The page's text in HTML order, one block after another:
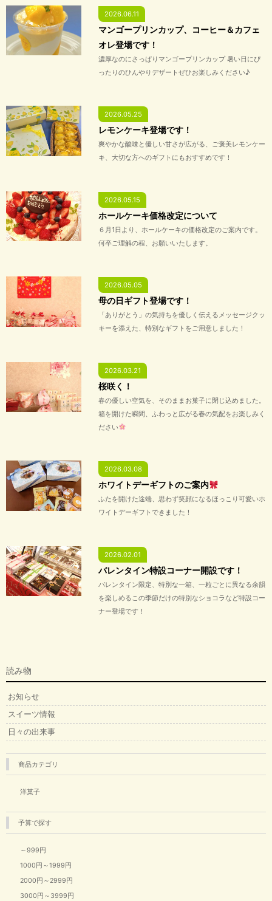
2026.06.11
マンゴープリンカップ、コーヒー＆カフェ
オレ登場です！
濃厚なのにさっぱりマンゴープリンカップ 暑い日にぴ
ったりのひんやりデザートぜひお楽しみください♪
2026.05.25
レモンケーキ登場です！
爽やかな酸味と優しい甘さが広がる、ご褒美レモンケー
キ、大切な方へのギフトにもおすすめです！
2026.05.15
ホールケーキ価格改定について
６月1日より、ホールケーキの価格改定のご案内です。
何卒ご理解の程、お願いいたします。
2026.05.05
母の日ギフト登場です！
「ありがとう」の気持ちを優しく伝えるメッセージクッ
キーを添えた、特別なギフトをご用意しました！
2026.03.21
桜咲く！
春の優しい空気を、そのままお菓子に閉じ込めました。
箱を開けた瞬間、ふわっと広がる春の気配をお楽しみく
ださい
2026.03.08
ホワイトデーギフトのご案内
ふたを開けた途端、思わず笑顔になるほっこり可愛いホ
ワイトデーギフトできました！
2026.02.01
バレンタイン特設コーナー開設です！
バレンタイン限定、特別な一箱、一粒ごとに異なる余韻
を楽しめるこの季節だけの特別なショコラなど特設コー
ナー登場です！
読み物
お知らせ
スイーツ情報
日々の出来事
商品カテゴリ
洋菓子
予算で探す
～999円
1000円～1999円
2000円～2999円
3000円～3999円